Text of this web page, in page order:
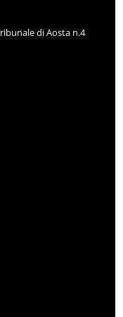
di Aosta n.4